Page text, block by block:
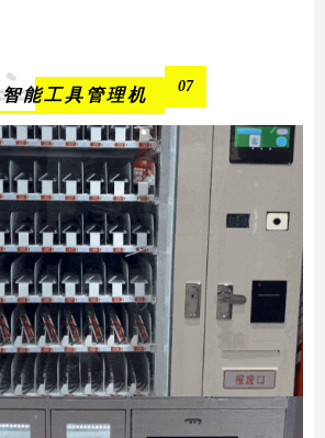
智能工具管理机 07